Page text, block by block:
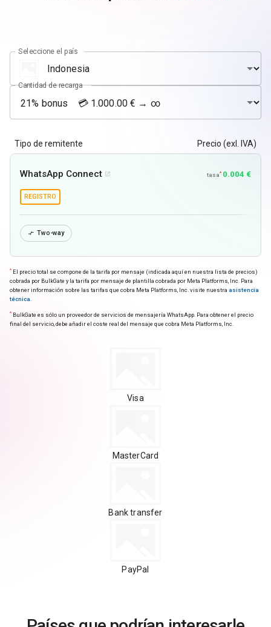
Seleccione el país
Cantidad de recarga
Tipo de remitente Precio (exl. IVA)
WhatsApp Connect  tasa* 0.004 €
REGISTRO
 Two-way
* El precio total se compone de la tarifa por mensaje (indicada aquí en nuestra lista de precios)
cobrada por BulkGate y la tarifa por mensaje de plantilla cobrada por Meta Platforms, Inc. Para
obtener información sobre las tarifas que cobra Meta Platforms, Inc. visite nuestra asistencia
técnica.
* BulkGate es sólo un proveedor de servicios de mensajería WhatsApp. Para obtener el precio
final del servicio, debe añadir el coste real del mensaje que cobra Meta Platforms, Inc.
Visa
MasterCard
Bank transfer
PayPal